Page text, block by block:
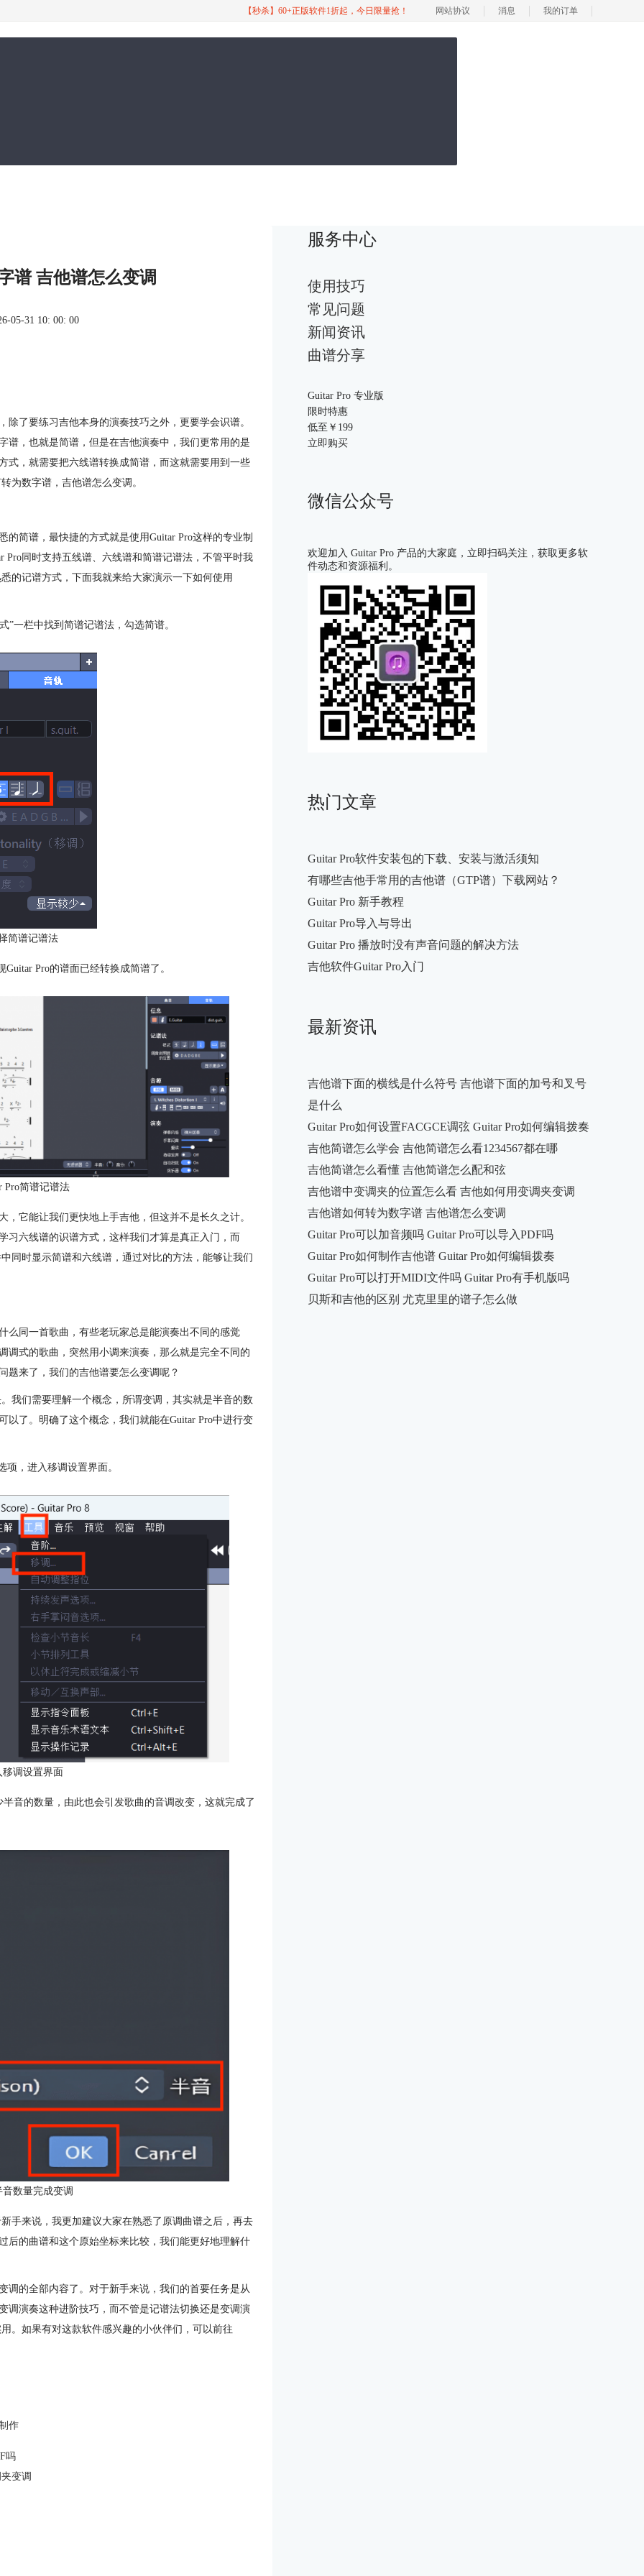
【秒杀】60+正版软件1折起，今日限量抢！ 网站协议 消息 我的订单
谱 吉他谱怎么变调
05-31 10: 00: 00
了要练习吉他本身的演奏技巧之外，更要学会识谱。
谱，也就是简谱，但是在吉他演奏中，我们更常用的是
式，就需要把六线谱转换成简谱，而这就需要用到一些
为数字谱，吉他谱怎么变调。
简谱，最快捷的方式就是使用Guitar Pro这样的专业制
Pro同时支持五线谱、六线谱和简谱记谱法，不管平时我
的记谱方式，下面我就来给大家演示一下如何使用
”一栏中找到简谱记谱法，勾选简谱。
简谱记谱法
Pro的谱面已经转换成简谱了。
Pro简谱记谱法
它能让我们更快地上手吉他，但这并不是长久之计。
习六线谱的识谱方式，这样我们才算是真正入门，而
同时显示简谱和六线谱，通过对比的方法，能够让我们
么同一首歌曲，有些老玩家总是能演奏出不同的感觉
调式的歌曲，突然用小调来演奏，那么就是完全不同的
题来了，我们的吉他谱要怎么变调呢？
我们需要理解一个概念，所谓变调，其实就是半音的数
了。明确了这个概念，我们就能在Guitar Pro中进行变
项，进入移调设置界面。
调设置界面
音的数量，由此也会引发歌曲的音调改变，这就完成了
数量完成变调
手来说，我更加建议大家在熟悉了原调曲谱之后，再去
后的曲谱和这个原始坐标来比较，我们能更好地理解什
调的全部内容了。对于新手来说，我们的首要任务是从
调演奏这种进阶技巧，而不管是记谱法切换还是变调演
。如果有对这款软件感兴趣的小伙伴们，可以前往
作
吗
变调
服务中心
使用技巧
常见问题
新闻资讯
曲谱分享
Guitar Pro 专业版
限时特惠
低至￥ 199
立即购买
微信公众号
欢迎加入 Guitar Pro 产品的大家庭，立即扫码关注，获取更多软
件动态和资源福利。
热门文章
Guitar Pro软件安装包的下载、安装与激活须知
有哪些吉他手常用的吉他谱（GTP谱）下载网站？
Guitar Pro 新手教程
Guitar Pro导入与导出
Guitar Pro 播放时没有声音问题的解决方法
吉他软件Guitar Pro入门
最新资讯
吉他谱下面的横线是什么符号 吉他谱下面的加号和叉号
是什么
Guitar Pro如何设置FACGCE调弦 Guitar Pro如何编辑拨奏
吉他简谱怎么学会 吉他简谱怎么看1234567都在哪
吉他简谱怎么看懂 吉他简谱怎么配和弦
吉他谱中变调夹的位置怎么看 吉他如何用变调夹变调
吉他谱如何转为数字谱 吉他谱怎么变调
Guitar Pro可以加音频吗 Guitar Pro可以导入PDF吗
Guitar Pro如何制作吉他谱 Guitar Pro如何编辑拨奏
Guitar Pro可以打开MIDI文件吗 Guitar Pro有手机版吗
贝斯和吉他的区别 尤克里里的谱子怎么做